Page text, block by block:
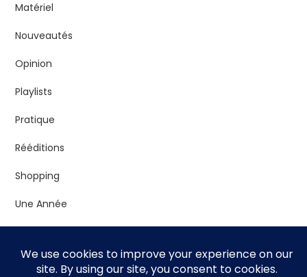
Matériel
Nouveautés
Opinion
Playlists
Pratique
Rééditions
Shopping
Une Année